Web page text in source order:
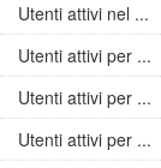
Utenti attivi nel ...
Utenti attivi per ...
Utenti attivi per ...
Utenti attivi per ...